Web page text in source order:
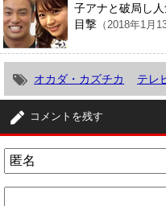
子アナと破局し
目撃 （2018年1月
オカダ・カズチカ テレ
コメントを残す